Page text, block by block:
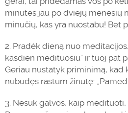
minutes jau po dviejų mėnesių
minučių, kas yra nuostabu! Bet
2. Pradėk dieną nuo
kasdien medituosiu“ ir tuoj pat
Geriau nustatyk priminimą, kad
nubudęs rastum žinutę:
3. Nesuk galvos, kaip